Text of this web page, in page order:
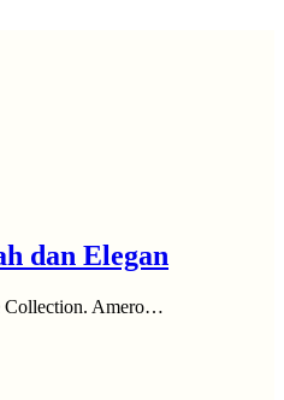
dan Elegan
Collection. Amero…